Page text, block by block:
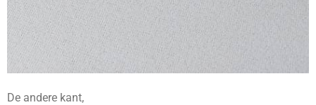
De andere kant,